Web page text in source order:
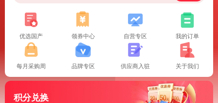
优选国产 领券中心 自营专区 我的订单
每月采购周 品牌专区 供应商入驻 关于我们
积分兑换